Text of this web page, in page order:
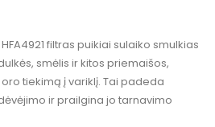
HFA4921 filtras puikiai sulaiko smulkias
smėlis ir kitos priemaišos,
tiekimą į variklį. Tai padeda
ir prailgina jo tarnavimo